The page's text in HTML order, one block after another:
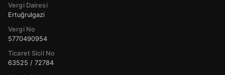
Vergi Dairesi
Ertuğrulgazi
Vergi No
5770490954
Ticaret Sicil No
63525 / 72784